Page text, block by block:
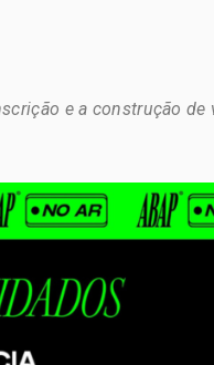
e a construção de